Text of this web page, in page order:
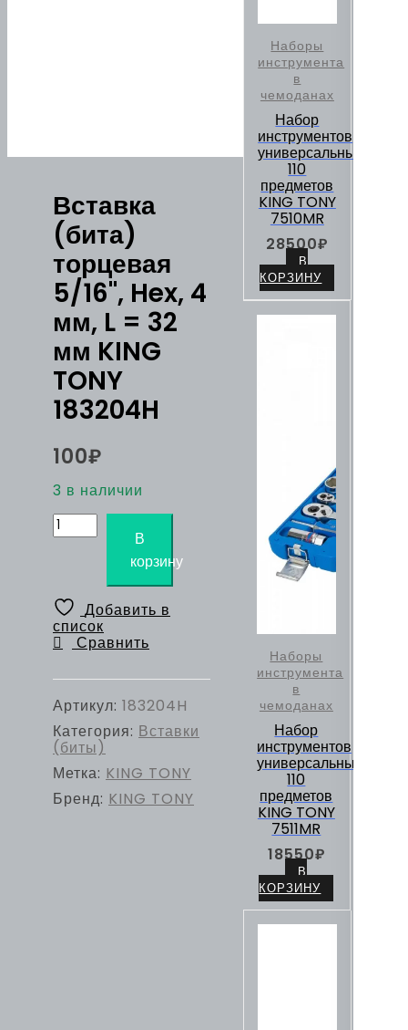
Вставка
(бита)
торцевая
5/16", Hex, 4
мм, L = 32
мм KING
TONY
183204H
100₽
3 в наличии
Количество
товара
торцевая
5/16",
Hex,
4
мм,
=
32
мм
KING
TONY
183204H
В
корзину
Добавить в
список
Сравнить
Артикул: 183204H
Категория: Вставки
(биты)
Метка: KING TONY
Бренд: KING TONY
Наборы
инструмента
в
чемоданах
Набор
инструментов
универсальный,
110
предметов
KING TONY
7510MR
28500₽
В
КОРЗИНУ
Наборы
инструмента
в
чемоданах
Набор
инструментов
универсальный,
110
предметов
KING TONY
7511MR
18550₽
В
КОРЗИНУ